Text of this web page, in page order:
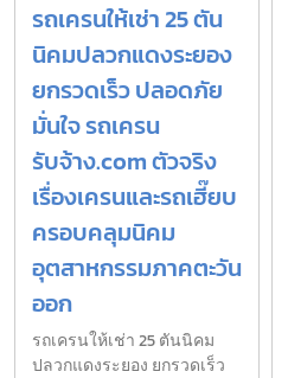
รถเครนให้เช่า 25 ตัน
นิคมปลวกแดงระยอง
ยกรวดเร็ว ปลอดภัย
มั่นใจ รถเครน
รับจ้าง.com ตัวจริง
เรื่องเครนและรถเฮี๊ยบ
ครอบคลุมนิคม
อุตสาหกรรมภาคตะวัน
ออก
รถเครนให้เช่า 25 ตันนิคม
ปลวกแดงระยอง ยกรวดเร็ว